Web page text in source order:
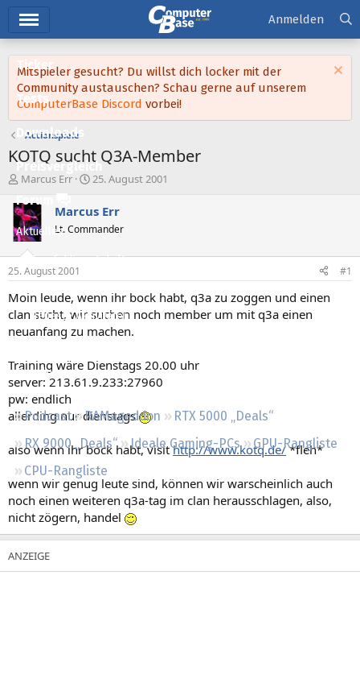
Ticker
Tests
Downloads
Preisvergleich
Forum
Aktuelles
Empfohlene Inhalte
Neueste Aktivitäten
Regeln
Podcast RAMageddon
RTX 5000 „Deals“
RX 9000 „Deals“
Ideale Gaming-PCs
GPU-Rangliste
CPU-Rangliste
Anmelden
Mitspieler gesucht? Du willst dich locker mit der
Community austauschen? Schau gerne auf unserem
ComputerBase Discord vorbei!
Actionspiele
KOTQ sucht Q3A-Member
E
r
s
t
e
e
r
Marcus Err
E
s
e
t
a
25. August 2001
Marcus Err
Lt. Commander
25. August 2001 #1
Moin leude, wenn ihr bock habt, q3a zu zoggen und einen
clan sucht, wir suchen noch member um mit q3a einen
neuanfang zu machen.
Training wäre Dienstags 20.00 uhr
server: 213.61.9.233:27960
pw: endlich
allerding nur dienstags
also wenn ihr bock habt, visithttp://www.kotq.de/*fleh*
wenn wir genug leute sind, können wir warscheinlich auch
noch einen weiteren q3a-tag im clan herausschlagen, also,
nicht zögern, handel